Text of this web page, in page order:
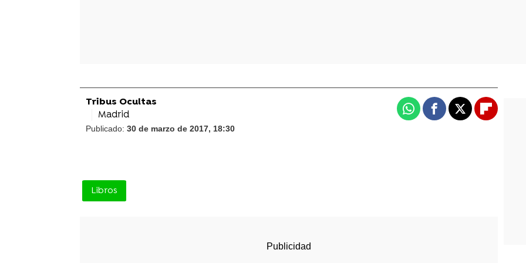
Tribus Ocultas
Madrid
Publicado: 30 de marzo de 2017, 18:30
WhatsappFacebook
X
Libros